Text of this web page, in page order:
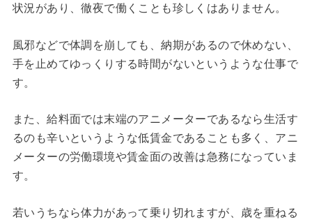
状況があり、徹夜で働くことも珍しくはありません。
風邪などで体調を崩しても、納期があるので休めない、
手を止めてゆっくりする時間がないというような仕事で
す。
また、給料面では末端のアニメーターであるなら生活す
るのも辛いというような低賃金であることも多く、アニ
メーターの労働環境や賃金面の改善は急務になっていま
す。
若いうちなら体力があって乗り切れますが、歳を重ねる